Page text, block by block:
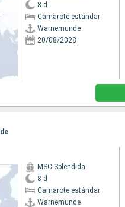
8 d
Camarote estándar
Warnemunde
20/08/2028
MSC Splendida
8 d
Camarote estándar
Warnemunde